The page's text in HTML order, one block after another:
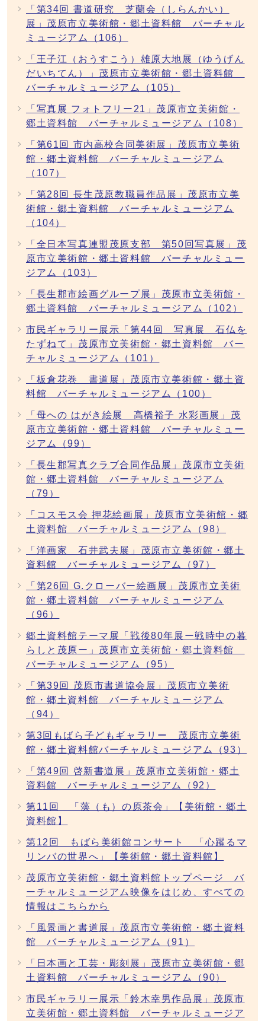
「第34回 書道研究 芝蘭会（しらんかい）
展」茂原市立美術館・郷土資料館 バーチャル
ミュージアム（106）
「王子江（おうすこう）雄原大地展（ゆうげん
だいちてん）」茂原市立美術館・郷土資料館
バーチャルミュージアム（105）
「写真展 フォトフリー21」茂原市立美術館・
郷土資料館 バーチャルミュージアム（108）
「第61回 市内高校合同美術展」茂原市立美術
館・郷土資料館 バーチャルミュージアム
（107）
「第28回 長生茂原教職員作品展」茂原市立美
術館・郷土資料館 バーチャルミュージアム
（104）
「全日本写真連盟茂原支部 第50回写真展」茂
原市立美術館・郷土資料館 バーチャルミュー
ジアム（103）
「長生郡市絵画グループ展」茂原市立美術館・
郷土資料館 バーチャルミュージアム（102）
市民ギャラリー展示「第44回 写真展 石仏を
たずねて」茂原市立美術館・郷土資料館 バー
チャルミュージアム（101）
「板倉花巻 書道展」茂原市立美術館・郷土資
料館 バーチャルミュージアム（100）
「母への はがき絵展 高橋裕子 水彩画展」茂
原市立美術館・郷土資料館 バーチャルミュー
ジアム（99）
「長生郡写真クラブ合同作品展」茂原市立美術
館・郷土資料館 バーチャルミュージアム
（79）
「コスモス会 押花絵画展」茂原市立美術館・郷
土資料館 バーチャルミュージアム（98）
「洋画家 石井武夫展」茂原市立美術館・郷土
資料館 バーチャルミュージアム（97）
「第26回 G.クローバー絵画展」茂原市立美術
館・郷土資料館 バーチャルミュージアム
（96）
郷土資料館テーマ展「戦後80年展ー戦時中の暮
らしと茂原ー」茂原市立美術館・郷土資料館
バーチャルミュージアム（95）
「第39回 茂原市書道協会展」茂原市立美術
館・郷土資料館 バーチャルミュージアム
（94）
第3回もばら子どもギャラリー 茂原市立美術
館・郷土資料館バーチャルミュージアム（93）
「第49回 啓新書道展」茂原市立美術館・郷土
資料館 バーチャルミュージアム（92）
第11回 「藻（も）の原茶会」【美術館・郷土
資料館】
第12回 もばら美術館コンサート 「心躍るマ
リンバの世界へ」【美術館・郷土資料館】
茂原市立美術館・郷土資料館トップページ バ
ーチャルミュージアム映像をはじめ、すべての
情報はこちらから
「風景画と書道展」茂原市立美術館・郷土資料
館 バーチャルミュージアム（91）
「日本画と工芸・彫刻展」茂原市立美術館・郷
土資料館 バーチャルミュージアム（90）
市民ギャラリー展示「鈴木幸男作品展」茂原市
立美術館・郷土資料館 バーチャルミュージア